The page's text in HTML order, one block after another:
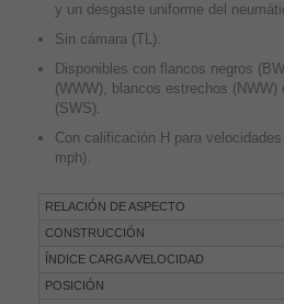
y un desgaste uniforme del
Sin cámara (TL).
Disponibles con flancos negros
(WWW), blancos estrechos (NWW)
(SWS).
Con calificación H para
mph).
RELACIÓN DE ASPECTO
CONSTRUCCIÓN
ÍNDICE CARGA/VELOCIDAD
POSICIÓN